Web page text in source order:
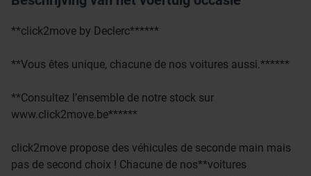
**click2move by Declerc******
**Vous êtes unique, chacune de nos voitures aussi.******
**Consultez l’ensemble de notre stock sur
www.click2move.be******
click2move propose des véhicules de seconde main mais
pas de second choix ! Chacune de nos**voitures